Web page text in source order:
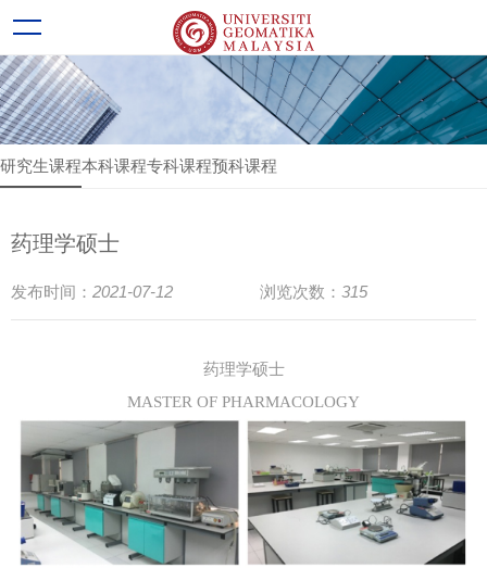
研究生课程本科课程专科课程预科课程
药理学硕士
发布时间： 2021-07-12 浏览次数： 315
药理学硕士
MASTER OF PHARMACOLOGY